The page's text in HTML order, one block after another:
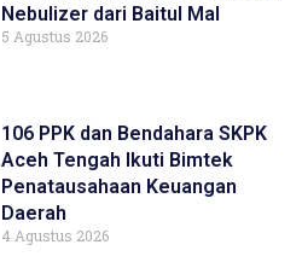
Nebulizer dari Baitul Mal
5 Agustus 2026
106 PPK dan Bendahara SKPK
Aceh Tengah Ikuti Bimtek
Penatausahaan Keuangan
Daerah
4 Agustus 2026